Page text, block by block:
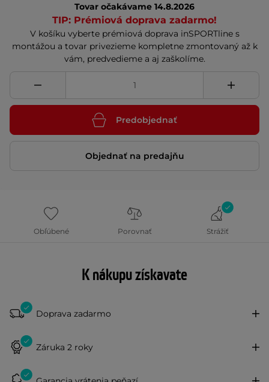
Tovar očakávame 14.8.2026
TIP: Prémiová doprava zadarmo!
V košíku vyberte prémiová doprava inSPORTline s
montážou a tovar privezieme kompletne zmontovaný až k
vám, predvedieme a aj zaškolíme.
Predobjednať
Objednať na predajňu
Obľúbené Porovnať Strážiť
K nákupu získavate
Doprava zadarmo
Záruka 2 roky